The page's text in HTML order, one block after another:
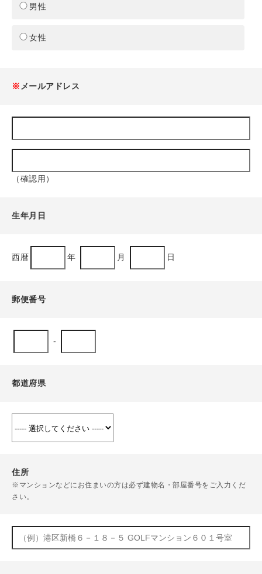
男性
女性
※ メールアドレス
（確認用）
生年月日
西暦 年 月 日
郵便番号
-
都道府県
住所
※マンションなどにお住まいの方は必ず建物名・部屋番号をご入力くだ
さい。